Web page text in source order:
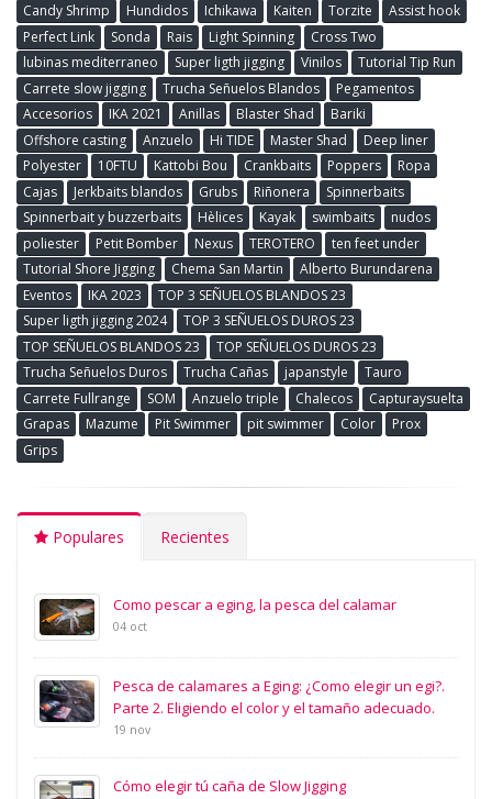
Candy Shrimp
Hundidos Ichikawa Kaiten Torzite
Assist hook
Perfect Link
Sonda Rais Light Spinning
Cross Two
lubinas mediterraneo
Super ligth jigging Vinilos
Tutorial Tip Run
Carrete slow jigging
Trucha Señuelos Blandos
Pegamentos
Accesorios
IKA 2021 Anillas Blaster Shad
Bariki
Offshore casting
Anzuelo Hi TIDE Master Shad
Deep liner
Polyester
10FTU Kattobi Bou Crankbaits Poppers
Ropa
Cajas
Jerkbaits blandos Grubs Riñonera
Spinnerbaits
Spinnerbait y buzzerbaits
Hèlices Kayak swimbaits
nudos
poliester
Petit Bomber Nexus TEROTERO
ten feet under
Tutorial Shore Jigging
Chema San Martin
Alberto Burundarena
Eventos
IKA 2023
TOP 3 SEÑUELOS BLANDOS 23
Super ligth jigging 2024
TOP 3 SEÑUELOS DUROS 23
TOP SEÑUELOS BLANDOS 23
TOP SEÑUELOS DUROS 23
Trucha Señuelos Duros
Trucha Cañas japanstyle
Tauro
Carrete Fullrange
SOM Anzuelo triple Chalecos
Capturaysuelta
Grapas
Mazume Pit Swimmer pit swimmer Color
Prox
Grips
Populares Recientes
Como pescar a eging, la pesca del calamar
04 oct
Pesca de calamares a Eging: ¿Como elegir un egi?.
Parte 2. Eligiendo el color y el tamaño adecuado.
19 nov
Cómo elegir tú caña de Slow Jigging